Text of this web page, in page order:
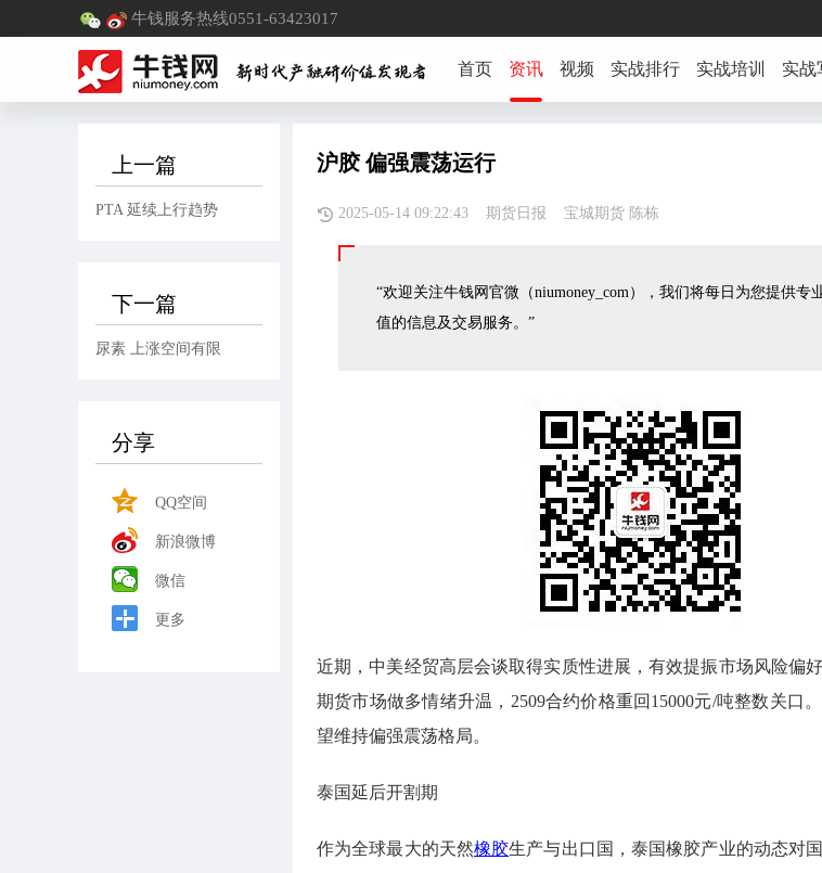
牛钱服务热线0551-63423017
首页 资讯 视频 实战排行 实战培训 实战
上一篇
PTA 延续上行趋势
下一篇
尿素 上涨空间有限
分享
QQ空间
新浪微博
微信
更多
沪胶 偏强震荡运行
2025-05-14 09:22:43 期货日报 宝城期货 陈栋
“欢迎关注牛钱网官微（niumoney_com），我们将每日为您提供专
值的信息及交易服务。”
近期，中美经贸高层会谈取得实质性进展，有效提振市场风险偏
期货市场做多情绪升温，2509合约价格重回15000元/吨整数关口
望维持偏强震荡格局。
泰国延后开割期
作为全球最大的天然橡胶生产与出口国，泰国橡胶产业的动态对